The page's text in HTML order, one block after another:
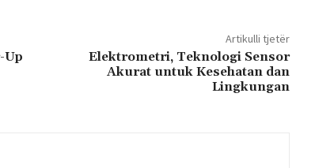
Up
Artikulli tjetër
Elektrometri, Teknologi Sensor
Akurat untuk Kesehatan dan
Lingkungan